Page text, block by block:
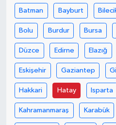
Batman Bayburt
Bolu Burdur Bursa
Düzce Edirne Elazığ
Eskişehir Gaziantep
Hakkari Hatay Isparta
Kahramanmaraş Karabük